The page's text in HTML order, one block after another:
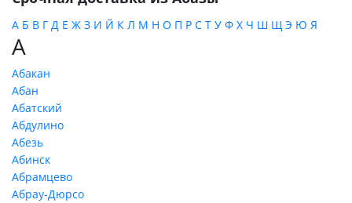
А Б В Г Д Е Ж З И Й К Л М Н О П Р С Т У Ф Х Ч Ш Щ Э Ю Я
А
Абакан
Абан
Абатский
Абдулино
Абезь
Абинск
Абрамцево
Абрау-Дюрсо